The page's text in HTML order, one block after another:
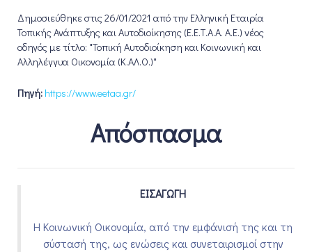
Δημοσιεύθηκε στις 26/01/2021 από την Ελληνική Εταιρία
Τοπικής Ανάπτυξης και Αυτοδιοίκησης (Ε.Ε.Τ.Α.Α. Α.Ε.) νέος
οδηγός με τίτλο: "Τοπική Αυτοδιοίκηση και Κοινωνική και
Αλληλέγγυα Οικονομία (Κ.ΑΛ.Ο.)"
Πηγή: https://www.eetaa.gr/
Απόσπασμα
ΕΙΣΑΓΩΓΗ
Η Κοινωνική Οικονομία, από την εμφάνισή της και τη
σύστασή της, ως ενώσεις και συνεταιρισμοί στην